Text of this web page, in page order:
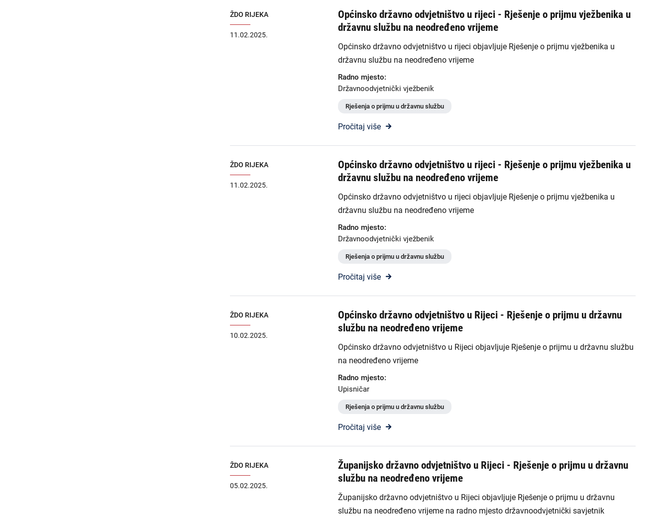
ŽDO RIJEKA
11.02.2025.
Općinsko državno odvjetništvo u rijeci - Rješenje o prijmu vježbenika u
državnu službu na neodređeno vrijeme
Općinsko državno odvjetništvo u rijeci objavljuje Rješenje o prijmu vježbenika u
državnu službu na neodređeno vrijeme
Radno mjesto:
Državnoodvjetnički vježbenik
Rješenja o prijmu u državnu službu
Pročitaj više
ŽDO RIJEKA
11.02.2025.
Općinsko državno odvjetništvo u rijeci - Rješenje o prijmu vježbenika u
državnu službu na neodređeno vrijeme
Općinsko državno odvjetništvo u rijeci objavljuje Rješenje o prijmu vježbenika u
državnu službu na neodređeno vrijeme
Radno mjesto:
Državnoodvjetnički vježbenik
Rješenja o prijmu u državnu službu
Pročitaj više
ŽDO RIJEKA
10.02.2025.
Općinsko državno odvjetništvo u Rijeci - Rješenje o prijmu u državnu
službu na neodređeno vrijeme
Općinsko državno odvjetništvo u Rijeci objavljuje Rješenje o prijmu u državnu službu
na neodređeno vrijeme
Radno mjesto:
Upisničar
Rješenja o prijmu u državnu službu
Pročitaj više
ŽDO RIJEKA
05.02.2025.
Županijsko državno odvjetništvo u Rijeci - Rješenje o prijmu u državnu
službu na neodređeno vrijeme
Županijsko državno odvjetništvo u Rijeci objavljuje Rješenje o prijmu u državnu
službu na neodređeno vrijeme na radno mjesto državnoodvjetnički savjetnik